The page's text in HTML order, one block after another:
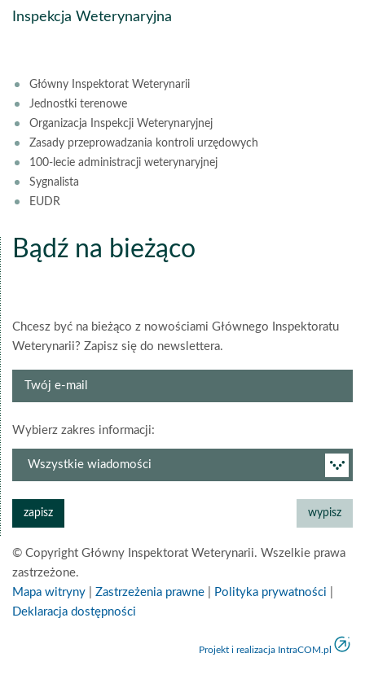
Inspekcja Weterynaryjna
Główny Inspektorat Weterynarii
Jednostki terenowe
Organizacja Inspekcji Weterynaryjnej
Zasady przeprowadzania kontroli urzędowych
100-lecie administracji weterynaryjnej
Sygnalista
EUDR
Bądź na bieżąco
Chcesz być na bieżąco z nowościami Głównego Inspektoratu
Weterynarii? Zapisz się do newslettera.
Twój
Wybierz zakres informacji:
newslettera
© Copyright Główny Inspektorat Weterynarii. Wszelkie prawa
zastrzeżone.
Mapa witryny
Zastrzeżenia prawne Polityka prywatności
Deklaracja dostępności
Projekt i realizacja IntraCOM.pl